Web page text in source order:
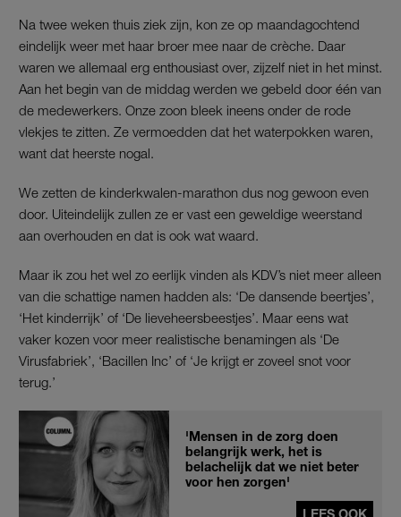
Na twee weken thuis ziek zijn, kon ze op maandagochtend
eindelijk weer met haar broer mee naar de crèche. Daar
waren we allemaal erg enthousiast over, zijzelf niet in het minst.
Aan het begin van de middag werden we gebeld door één van
de medewerkers. Onze zoon bleek ineens onder de rode
vlekjes te zitten. Ze vermoedden dat het waterpokken waren,
want dat heerste nogal.
We zetten de kinderkwalen-marathon dus nog gewoon even
door. Uiteindelijk zullen ze er vast een geweldige weerstand
aan overhouden en dat is ook wat waard.
Maar ik zou het wel zo eerlijk vinden als KDV’s niet meer alleen
van die schattige namen hadden als: ‘De dansende beertjes’,
‘Het kinderrijk’ of ‘De lieveheersbeestjes’. Maar eens wat
vaker kozen voor meer realistische benamingen als ‘De
Virusfabriek’, ‘Bacillen Inc’ of ‘Je krijgt er zoveel snot voor
terug.’
'Mensen in de zorg doen
belangrijk werk, het is
belachelijk dat we niet beter
voor hen zorgen'